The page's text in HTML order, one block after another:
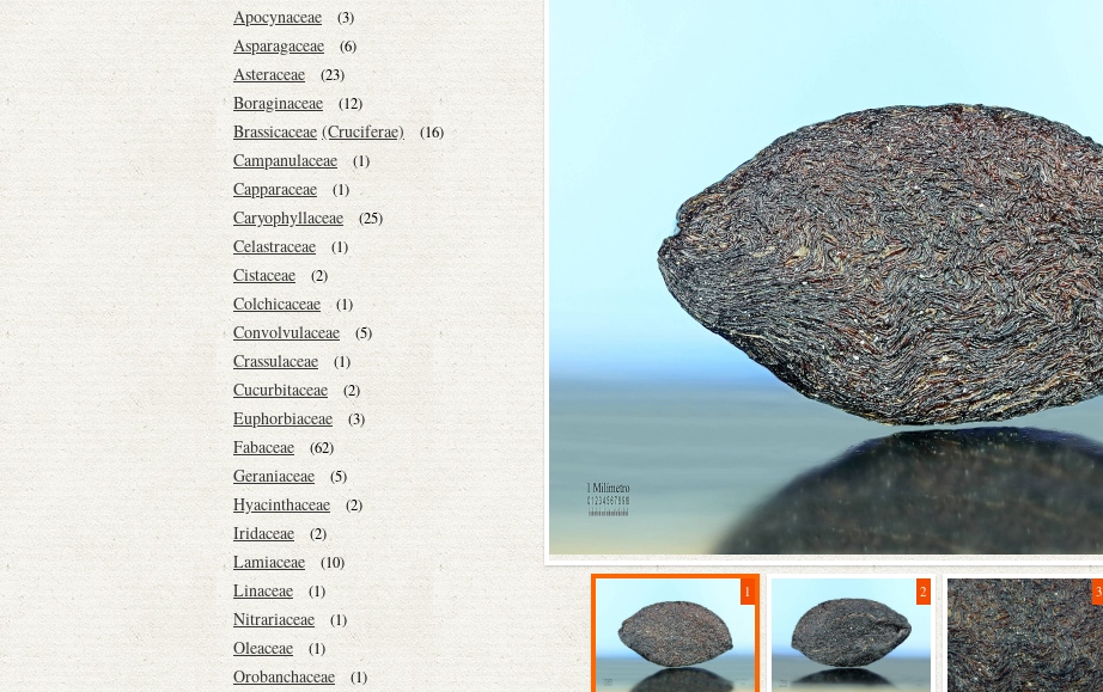
Apocynaceae (3)
Asparagaceae (6)
Asteraceae (23)
Boraginaceae (12)
Brassicaceae (Cruciferae) (16)
Campanulaceae (1)
Capparaceae (1)
Caryophyllaceae (25)
Celastraceae (1)
Cistaceae (2)
Colchicaceae (1)
Convolvulaceae (5)
Crassulaceae (1)
Cucurbitaceae (2)
Euphorbiaceae (3)
Fabaceae (62)
Geraniaceae (5)
Hyacinthaceae (2)
Iridaceae (2)
Lamiaceae (10)
Linaceae (1)
Nitrariaceae (1)
Oleaceae (1)
Orobanchaceae (1)
1 2 3